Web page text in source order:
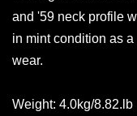
and '59 neck profile
in mint condition as
wear.
Weight: 4.0kg/